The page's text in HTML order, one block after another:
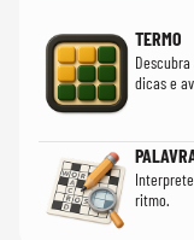
TERMO
dicas e
ritmo.